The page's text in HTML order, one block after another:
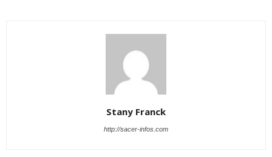
Stany Franck
http://sacer-infos.com